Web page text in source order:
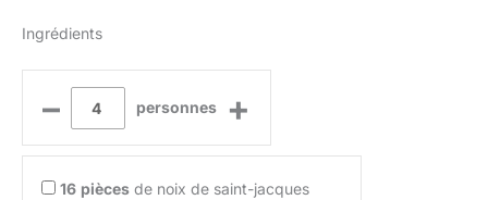
Ingrédients
– personnes +
16 pièces de noix de saint-jacques